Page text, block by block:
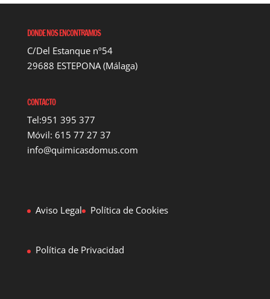
DONDE NOS ENCONTRAMOS
C/Del Estanque nº54
29688 ESTEPONA (Málaga)
CONTACTO
Tel:951 395 377
Móvil: 615 77 27 37
info@quimicasdomus.com
Aviso Legal Política de Cookies
Política de Privacidad